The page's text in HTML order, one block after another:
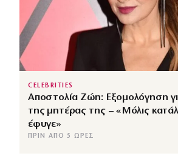
CELEBRITIES
Αποστολία Ζώη: Εξομολόγηση
της μητέρας της – «Μόλις
έφυγε»
ΠΡΙΝ ΑΠΌ 5 ΏΡΕΣ